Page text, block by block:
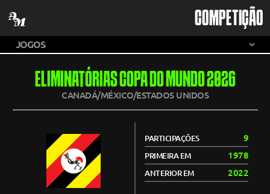
COMPETIÇÃO
ELIMINATÓRIAS COPA DO MUNDO 2026
CANADÁ/MÉXICO/ESTADOS UNIDOS
PARTICIPAÇÕES 9
PRIMEIRA EM 1978
ANTERIOR EM 2022